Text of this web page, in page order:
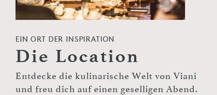
EIN ORT DER INSPIRATION
Die Location
Entdecke die kulinarische Welt von Viani
und freu dich auf einen geselligen Abend.